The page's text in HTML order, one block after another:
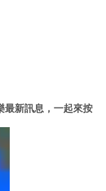
最新訊息，一起來按